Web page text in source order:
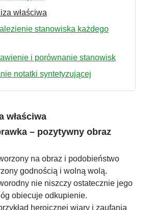
właściwa
stanowiska każdego
i porównanie stanowisk
notatki syntetyzującej
właściwa
– pozytywny obraz
na obraz i podobieństwo
godnością i wolną wolą.
nie niszczy ostatecznie jego
obiecuje odkupienie.
heroicznej wiary i zaufania